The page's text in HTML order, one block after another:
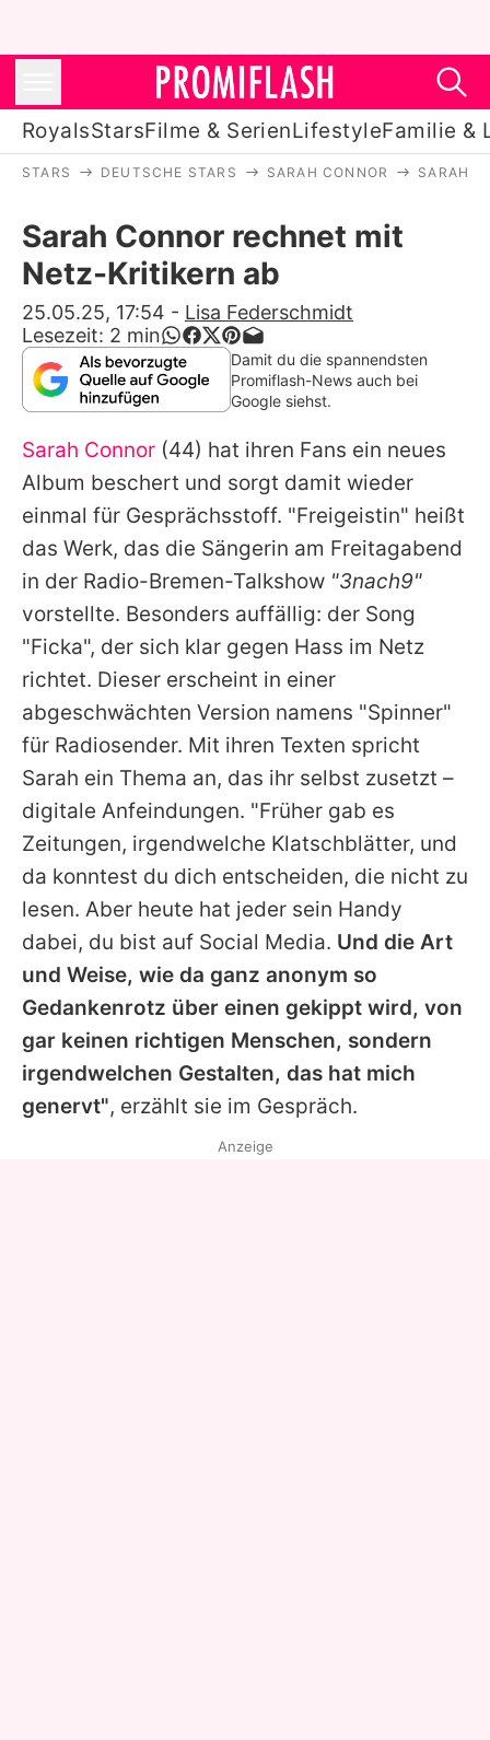
RoyalsStarsFilme & SerienLifestyleFamilie &
Stars
Filme & Serien
Lifestyle
Familie & Liebe
Alle Themen auf Promiflash
Jobs
App runterladen
Team
Redaktionelle Richtlinien
Impressum
Datenschutzerklärung
Nutzungsbedingungen
Utiq verwalten
STARS DEUTSCHE STARS SARAH CONNOR SARAH
Sarah Connor rechnet mit
Netz-Kritikern ab
25.05.25, 17:54 - Lisa Federschmidt
Lesezeit: 2 min
Damit du die spannendsten
Promiflash-News auch bei
Google siehst.
Sarah Connor (44) hat ihren Fans ein neues
Album beschert und sorgt damit wieder
einmal für Gesprächsstoff. "Freigeistin" heißt
das Werk, das die Sängerin am Freitagabend
in der Radio-Bremen-Talkshow "3nach9"
vorstellte. Besonders auffällig: der Song
"Ficka", der sich klar gegen Hass im Netz
richtet. Dieser erscheint in einer
abgeschwächten Version namens "Spinner"
für Radiosender. Mit ihren Texten spricht
Sarah ein Thema an, das ihr selbst zusetzt –
digitale Anfeindungen. "Früher gab es
Zeitungen, irgendwelche Klatschblätter, und
da konntest du dich entscheiden, die nicht zu
lesen. Aber heute hat jeder sein Handy
dabei, du bist auf Social Media. Und die Art
und Weise, wie da ganz anonym so
Gedankenrotz über einen gekippt wird, von
gar keinen richtigen Menschen, sondern
irgendwelchen Gestalten, das hat mich
genervt", erzählt sie im Gespräch.
Anzeige